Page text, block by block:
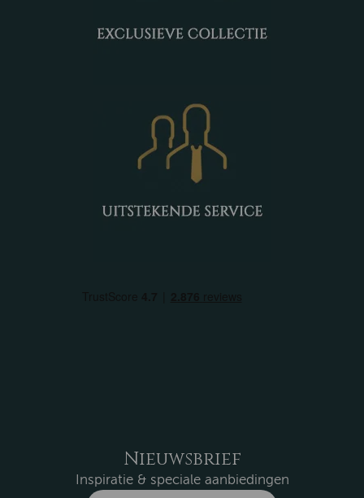
Nieuwsbrief
Inspiratie & speciale aanbiedingen